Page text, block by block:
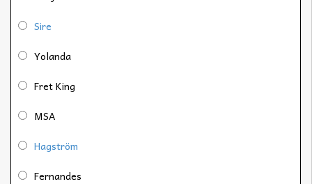
Sire
Yolanda
Fret King
MSA
Hagström
Fernandes